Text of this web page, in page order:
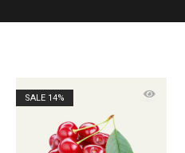
SALE 14%